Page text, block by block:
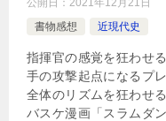
公開日： 2021年12月21日
書物感想
近現代史
指揮官の感覚を狂わせ
手の攻撃起点になるプ
全体のリズムを狂わせ
バスケ漫画「スラムダ